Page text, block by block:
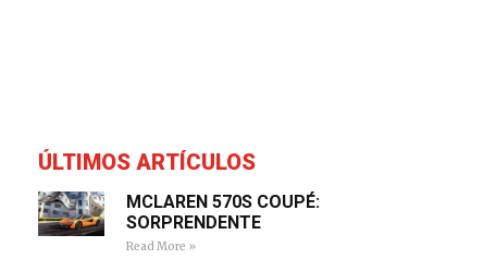
ÚLTIMOS ARTÍCULOS
MCLAREN 570S COUPÉ:
SORPRENDENTE
Read More »